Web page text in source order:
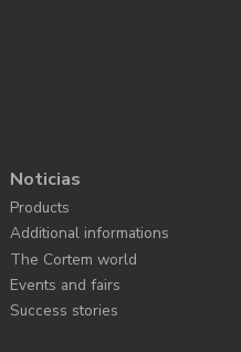
Noticias
Products
Additional informations
The Cortem world
Events and fairs
Success stories